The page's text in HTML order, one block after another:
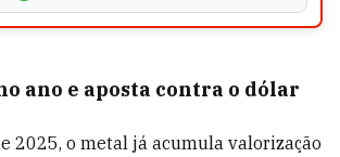
ano e aposta contra o dólar
2025, o metal já acumula valorização